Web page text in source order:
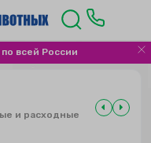
всей России
и расходные